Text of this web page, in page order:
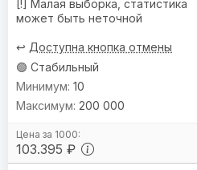
[!] Малая выборка, статистика
может быть неточной
↩️ Доступна кнопка отмены
🟢 Стабильный
103.395 ₽
10
200 000